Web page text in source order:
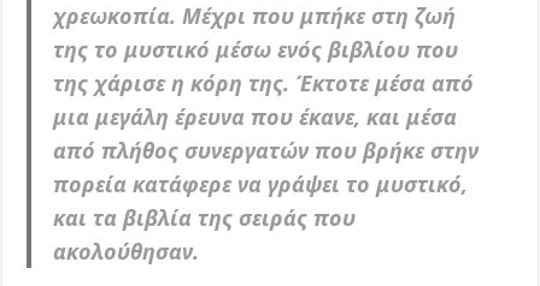
χρεωκοπία. Μέχρι που μπήκε στη ζωή
της το μυστικό μέσω ενός βιβλίου που
της χάρισε η κόρη της. Έκτοτε μέσα από
μια μεγάλη έρευνα που έκανε, και μέσα
από πλήθος συνεργατών που βρήκε στην
πορεία κατάφερε να γράψει το μυστικό,
και τα βιβλία της σειράς που
ακολούθησαν.